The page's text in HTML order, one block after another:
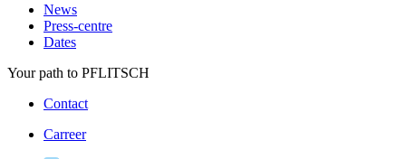
News
Press-centre
Dates
Your path to PFLITSCH
Contact
Carreer